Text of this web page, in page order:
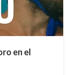
en el